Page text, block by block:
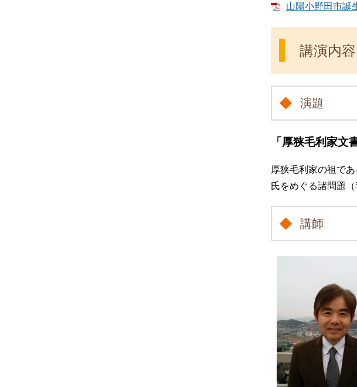
山陽小野田市誕
講演内容
演題
「厚狭毛利家文
厚狭毛利家の祖で
氏をめぐる諸問題
講師